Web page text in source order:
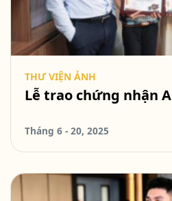
THƯ VIỆN ẢNH
Lễ trao chứng nhận
Tháng 6 - 20, 2025